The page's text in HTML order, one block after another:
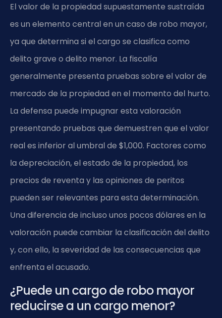
El valor de la propiedad supuestamente sustraída
es un elemento central en un caso de robo mayor,
ya que determina si el cargo se clasifica como
delito grave o delito menor. La fiscalía
generalmente presenta pruebas sobre el valor de
mercado de la propiedad en el momento del hurto.
La defensa puede impugnar esta valoración
presentando pruebas que demuestren que el valor
real es inferior al umbral de $1,000. Factores como
la depreciación, el estado de la propiedad, los
precios de reventa y las opiniones de peritos
pueden ser relevantes para esta determinación.
Una diferencia de incluso unos pocos dólares en la
valoración puede cambiar la clasificación del delito
y, con ello, la severidad de las consecuencias que
enfrenta el acusado.
¿Puede un cargo de robo mayor
reducirse a un cargo menor?